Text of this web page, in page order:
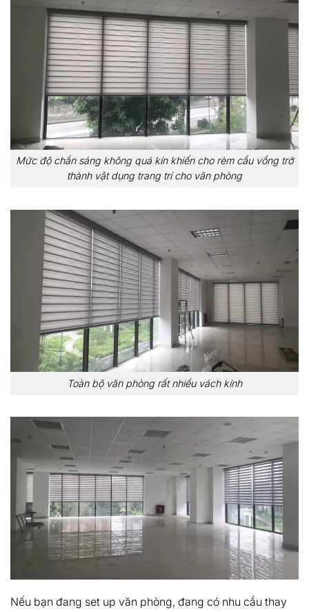
Mức độ chắn sáng không quá kín khiến cho rèm cầu vồng trở
thành vật dụng trang trí cho văn phòng
Toàn bộ văn phòng rất nhiều vách kính
Nếu bạn đang set up văn phòng, đang có nhu cầu thay